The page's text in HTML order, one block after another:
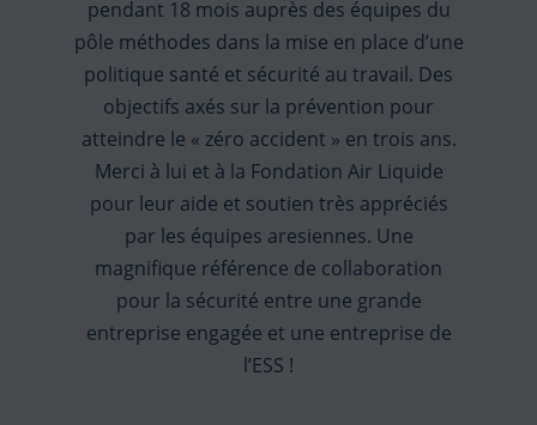
pendant 18 mois auprès des équipes du
pôle méthodes dans la mise en place d’une
politique santé et sécurité au travail. Des
objectifs axés sur la prévention pour
atteindre le « zéro accident » en trois ans.
Merci à lui et à la Fondation Air Liquide
pour leur aide et soutien très appréciés
par les équipes aresiennes. Une
magnifique référence de collaboration
pour la sécurité entre une grande
entreprise engagée et une entreprise de
l’ESS !